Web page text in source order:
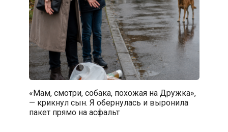
«Мам, смотри, собака, похожая на Дружка»,
— крикнул сын. Я обернулась и выронила
пакет прямо на асфальт